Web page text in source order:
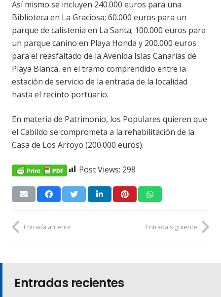
Así mismo se incluyen 240.000 euros para una
Biblioteca en La Graciosa; 60.000 euros para un
parque de calistenia en La Santa; 100.000 euros para
un parque canino en Playa Honda y 200.000 euros
para el reasfaltado de la Avenida Islas Canarias dé
Playa Blanca, en el tramo comprendido entre la
estación de servicio de la entrada de la localidad
hasta el recinto portuario.
En materia de Patrimonio, los Populares quieren que
el Cabildo se comprometa a la rehabilitación de la
Casa de Los Arroyo (200.000 euros).
Post Views: 298
Entrada anterior Entrada siguiente
Entradas recientes